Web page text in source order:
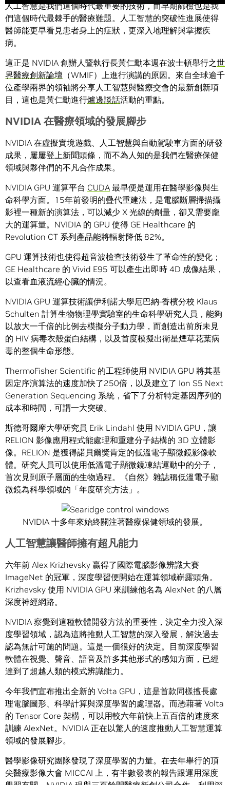
人工智慧是我們這個時代最重要的技術，而早期篩檢也是我
們這個時代最棘手的醫療難題。人工智慧的突破性進展使得
醫師能更早看見患者身上的症狀，更深入地理解與掌握疾
病。
這正是 NVIDIA 創辦人暨執行長黃仁勳本週在波士頓舉行之世
界醫療創新論壇 （WMIF）上進行演講的原因。來自全球逾千
位產學兩界的領袖將分享人工智慧與醫療交會的最新創新項
目，這也是黃仁勳進行爐邊談話活動的重點。
NVIDIA 在醫療領域的發展腳步
NVIDIA 在虛擬實境遊戲、人工智慧與自動駕駛車方面的研發
成果，屢屢登上新聞頭條，而不為人知的是我們在醫療保健
領域與夥伴們的不凡合作成果。
NVIDIA GPU 運算平台 CUDA 最早便是運用在醫學影像與生
命科學方面。15年前發明的疊代重建法，是電腦斷層掃描攝
影裡一種新的演算法，可以減少 X 光線的劑量，卻又需要龐
大的運算量。NVIDIA 的 GPU 使得 GE Healthcare 的
Revolution CT 系列產品能將輻射降低 82%。
GPU 運算技術也使得超音波檢查技術發生了革命性的變化；
GE Healthcare 的 Vivid E95 可以產生出即時 4D 成像結果，
以查看血液流經心臟的情況。
NVIDIA GPU 運算技術讓伊利諾大學厄巴納-香檳分校 Klaus
Schulten 計算生物物理學實驗室的生命科學研究人員，能夠
以放大一千倍的比例去模擬分子動力學，而創造出前所未見
的 HIV 病毒衣殼蛋白結構，以及首度模擬出衛星煙草花葉病
毒的整個生命形態。
ThermoFisher Scientific 的工程師使用 NVIDIA GPU 將其基
因定序演算法的速度加快了250倍，以及建立了 Ion S5 Next
Generation Sequencing 系統，省下了分析特定基因序列的
成本和時間，可謂一大突破。
斯德哥爾摩大學研究員 Erik Lindahl 使用 NVIDIA GPU，讓
RELION 影像應用程式能處理和重建分子結構的 3D 立體影
像。RELION 是獲得諾貝爾獎肯定的低溫電子顯微鏡影像軟
體。研究人員可以使用低溫電子顯微鏡凍結運動中的分子，
首次見到原子層面的生物過程。《自然》雜誌稱低溫電子顯
微鏡為科學領域的「年度研究方法」。
NVIDIA 十多年來始終關注著醫療保健領域的發展。
人工智慧讓醫師擁有超凡能力
六年前 Alex Krizhevsky 贏得了國際電腦影像辨識大賽
ImageNet 的冠軍，深度學習便開始在運算領域嶄露頭角。
Krizhevsky 使用 NVIDIA GPU 來訓練他名為 AlexNet 的八層
深度神經網路。
NVIDIA 察覺到這種軟體開發方法的重要性，決定全力投入深
度學習領域，認為這將推動人工智慧的深入發展，解決過去
認為無計可施的問題。這是一個很好的決定。目前深度學習
軟體在視覺、聲音、語音及許多其他形式的感知方面，已經
達到了超越人類的模式辨識能力。
今年我們宣布推出全新的 Volta GPU，這是首款同樣擅長處
理電腦圖形、科學計算與深度學習的處理器。而憑藉著 Volta
的 Tensor Core 架構，可以用較六年前快上五百倍的速度來
訓練 AlexNet。NVIDIA 正在以驚人的速度推動人工智慧運算
領域的發展腳步。
醫學影像研究團隊發現了深度學習的力量。在去年舉行的頂
尖醫療影像大會 MICCAI 上，有半數發表的報告跟運用深度